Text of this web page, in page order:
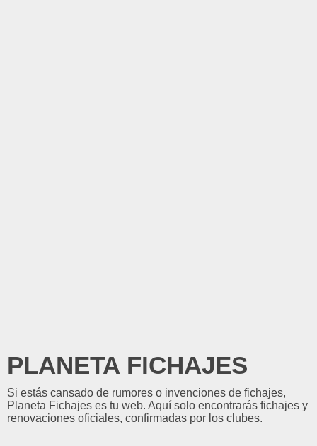
PLANETA FICHAJES
Si estás cansado de rumores o invenciones de fichajes,
Planeta Fichajes es tu web. Aquí solo encontrarás fichajes y
renovaciones oficiales, confirmadas por los clubes.